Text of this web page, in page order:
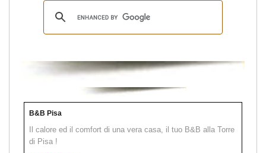
B&B Pisa
Il calore ed il comfort di una vera casa, il tuo B&B alla Torre
di Pisa !